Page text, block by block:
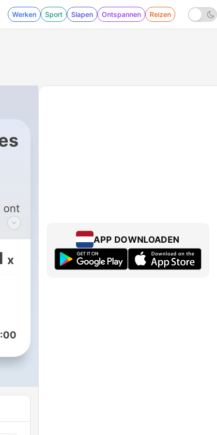
Werken Sport Slapen Ontspannen Reizen
ont
x
APP DOWNLOADEN